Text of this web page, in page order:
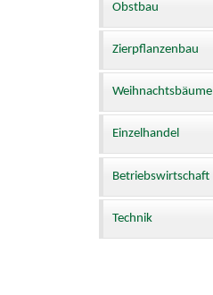
Obstbau
Zierpflanzenbau
Weihnachtsbäume
Einzelhandel
Betriebswirtschaft
Technik